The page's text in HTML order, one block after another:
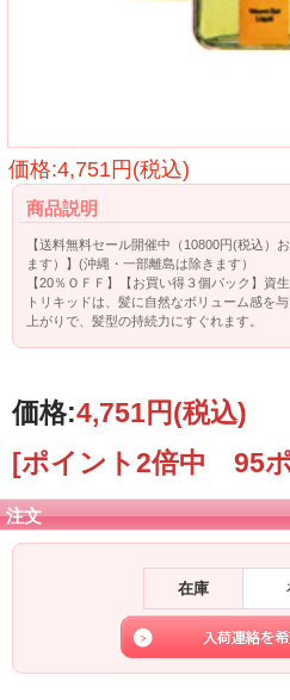
価格:4,751円(税込)
商品説明
【送料無料セール開催中（10800円(税込）
ます）】(沖縄・一部離島は除きます）
【20％ＯＦＦ】【お買い得３個パック】
トリキッドは、髪に自然なボリューム感を
上がりで、髪型の持続力にすぐれます。
価格:4,751円(税込)
[ポイント2倍中 95
注文
在庫